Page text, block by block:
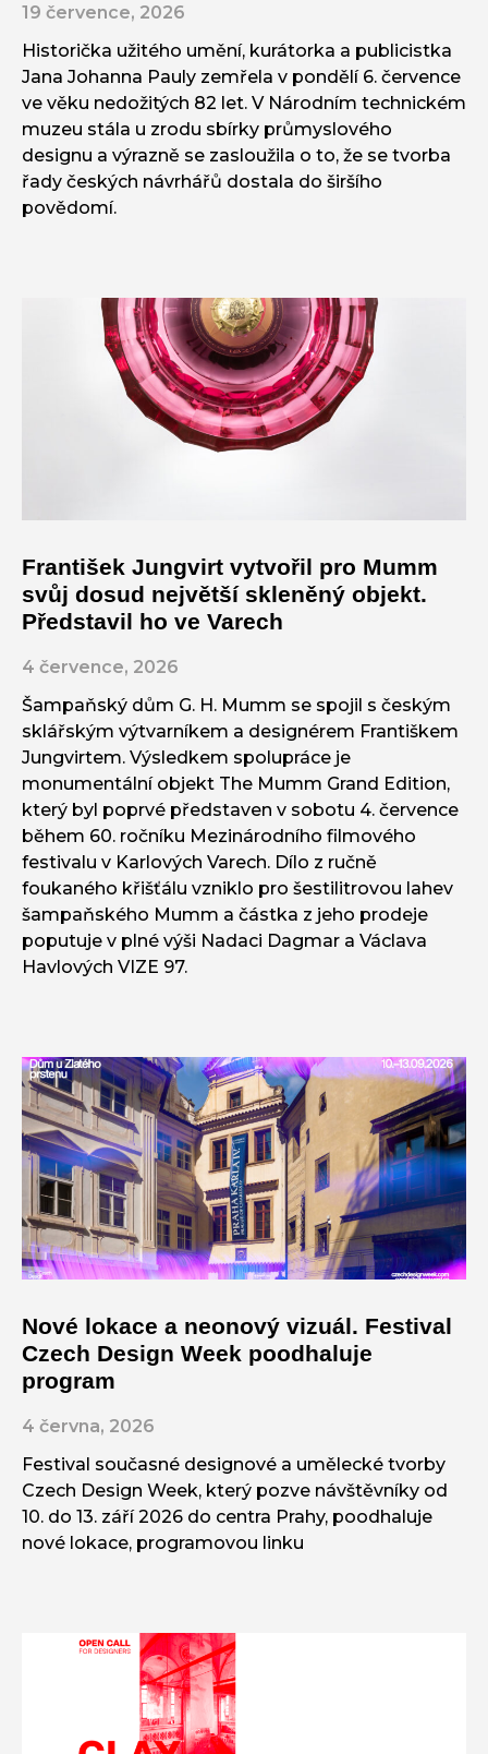
19 července, 2026
Historička užitého umění, kurátorka a publicistka
Jana Johanna Pauly zemřela v pondělí 6. července
ve věku nedožitých 82 let. V Národním technickém
muzeu stála u zrodu sbírky průmyslového
designu a výrazně se zasloužila o to, že se tvorba
řady českých návrhářů dostala do širšího
povědomí.
František Jungvirt vytvořil pro Mumm
svůj dosud největší skleněný objekt.
Představil ho ve Varech
4 července, 2026
Šampaňský dům G. H. Mumm se spojil s českým
sklářským výtvarníkem a designérem Františkem
Jungvirtem. Výsledkem spolupráce je
monumentální objekt The Mumm Grand Edition,
který byl poprvé představen v sobotu 4. července
během 60. ročníku Mezinárodního filmového
festivalu v Karlových Varech. Dílo z ručně
foukaného křišťálu vzniklo pro šestilitrovou lahev
šampaňského Mumm a částka z jeho prodeje
poputuje v plné výši Nadaci Dagmar a Václava
Havlových VIZE 97.
Nové lokace a neonový vizuál. Festival
Czech Design Week poodhaluje
program
4 června, 2026
Festival současné designové a umělecké tvorby
Czech Design Week, který pozve návštěvníky od
10. do 13. září 2026 do centra Prahy, poodhaluje
nové lokace, programovou linku